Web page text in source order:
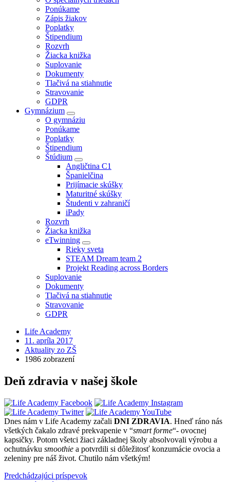
Ponúkame
Zápis žiakov
Poplatky
Štipendium
Rozvrh
Žiacka knižka
Suplovanie
Dokumenty
Tlačivá na stiahnutie
Stravovanie
GDPR
Gymnázium
O gymnáziu
Ponúkame
Poplatky
Štipendium
Štúdium
Angličtina C1
Španielčina
Prijímacie skúšky
Maturitné skúšky
Študenti v zahraničí
iPady
Rozvrh
Žiacka knižka
eTwinning
Rieky sveta
STEAM Dream team 2
Projekt Reading across Borders
Suplovanie
Dokumenty
Tlačivá na stiahnutie
Stravovanie
GDPR
Life Academy
11. apríla 2017
Aktuality zo ZŠ
1986 zobrazení
Deň zdravia v našej škole
Dnes nám v Life Academy začali DNI ZDRAVIA. Hneď ráno nás
všetkých čakalo zdravé prekvapenie v “smart forme“- ovocnej
kapsičky. Potom všetci žiaci základnej školy absolvovali výrobu a
ochutnávku smoothie a potvrdili si dôležitosť konzumácie ovocia a
zeleniny pre náš život. Chutilo nám všetkým!
Predchádzajúci príspevok